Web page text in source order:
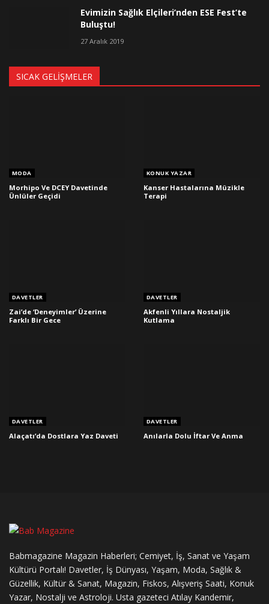
Evimizin Sağlık Elçileri’nden ESE Fest’te
Buluştu!
27 Aralık 2019
SICAK GELIŞMELER
MODA
Morhipo Ve DCEY Davetinde
Ünlüler Geçidi
KONUK YAZAR
Kanser Hastalarına Müzikle
Terapi
DAVETLER
Zai’de ‘Deneyimler’ Üzerine
Farklı Bir Gece
DAVETLER
Akfenli Yıllara Nostaljik
Kutlama
DAVETLER
Alaçatı’da Dostlara Yaz Daveti
DAVETLER
Anılarla Dolu İftar Ve Anma
Babmagazine Magazin Haberleri; Cemiyet, İş, Sanat ve Yaşam
Kültürü Portalı! Davetler, İş Dünyası, Yaşam, Moda, Sağlık &
Güzellik, Kültür & Sanat, Magazin, Fiskos, Alışveriş Saati, Konuk
Yazar, Nostalji ve Astroloji. Usta gazeteci Atılay Kandemir,